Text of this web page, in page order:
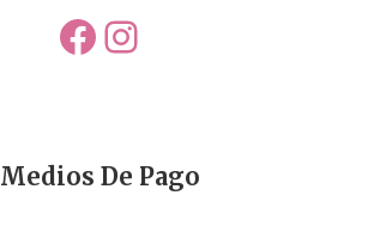
Facebook
Instagram
Medios De Pago